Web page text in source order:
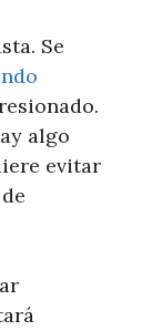
Se
algo
evitar